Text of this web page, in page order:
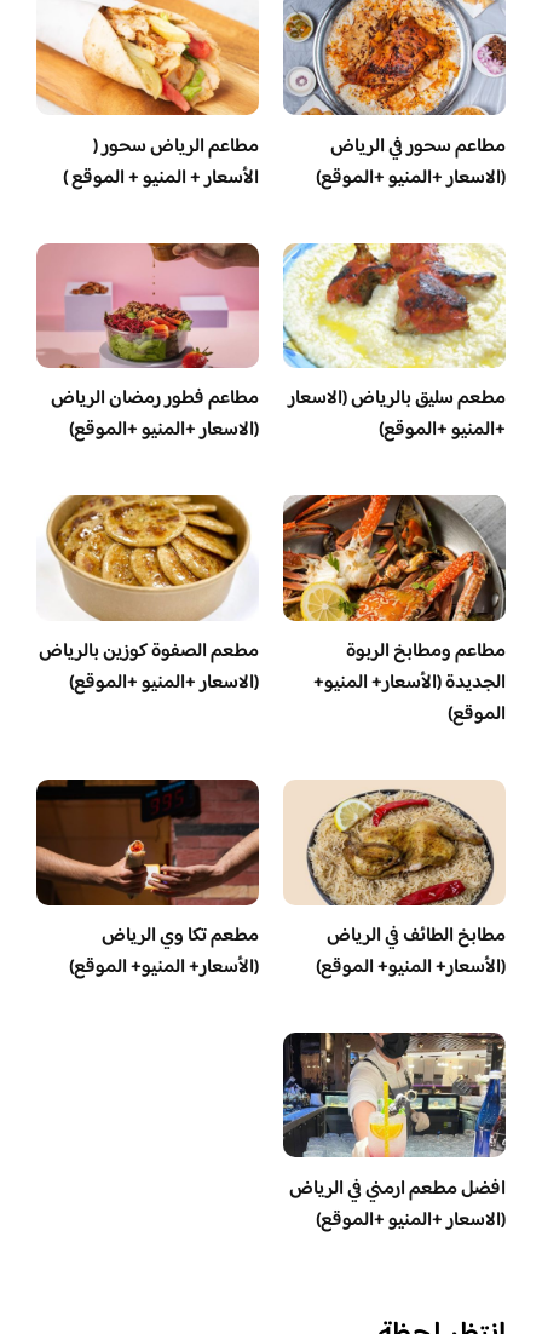
مطاعم سحور في الرياض
(الاسعار +المنيو +الموقع)
مطاعم الرياض سحور (
الأسعار + المنيو + الموقع )
مطعم سليق بالرياض (الاسعار
+المنيو +الموقع)
مطاعم فطور رمضان الرياض
(الاسعار +المنيو +الموقع)
مطاعم ومطابخ الربوة
الجديدة (الأسعار+ المنيو+
الموقع)
مطعم الصفوة كوزين بالرياض
(الاسعار +المنيو +الموقع)
مطابخ الطائف في الرياض
(الأسعار+ المنيو+ الموقع)
مطعم تكا وي الرياض
(الأسعار+ المنيو+ الموقع)
افضل مطعم ارمني في الرياض
(الاسعار +المنيو +الموقع)